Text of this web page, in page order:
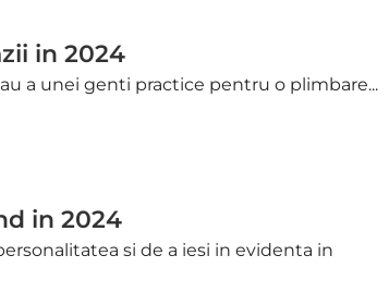
in 2024
a unei genti practice pentru o plimbare...
in 2024
si de a iesi in evidenta in